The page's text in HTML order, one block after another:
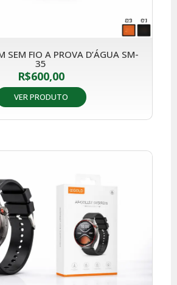
SEM FIO A PROVA D’ÁGUA SM-
35
R$600,00
VER PRODUTO